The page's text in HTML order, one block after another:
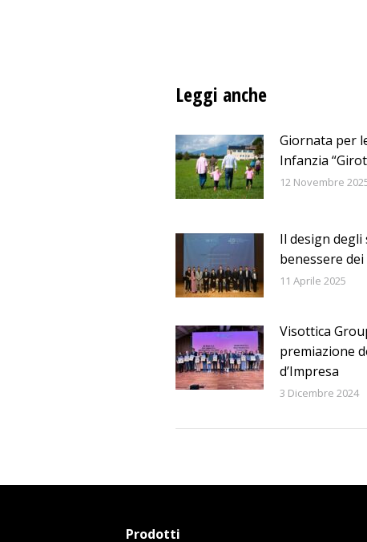
Leggi anche
Giornata per
Infanzia
12 Novembre
Il design degli
benessere
11 Aprile 2025
Visottica
premiazione
d’Impresa
3 Dicembre 2024
Prodotti